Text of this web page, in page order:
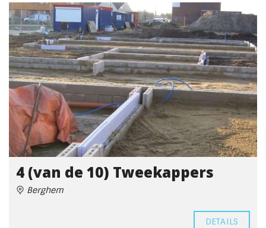
4 (van de 10) Tweekappers
Berghem
DETAILS